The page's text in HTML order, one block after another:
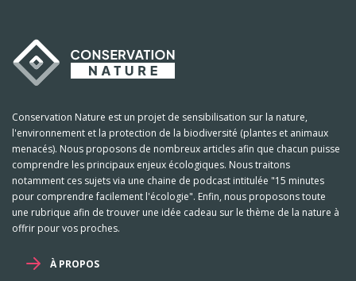
Conservation Nature est un projet de sensibilisation sur la nature,
l'environnement et la protection de la biodiversité (plantes et animaux
menacés). Nous proposons de nombreux articles afin que chacun puisse
comprendre les principaux enjeux écologiques. Nous traitons
notamment ces sujets via une chaine de podcast intitulée "15 minutes
pour comprendre facilement l'écologie". Enfin, nous proposons toute
une rubrique afin de trouver une idée cadeau sur le thème de la nature à
offrir pour vos proches.
À PROPOS